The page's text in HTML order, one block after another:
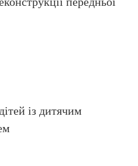
із дитячим